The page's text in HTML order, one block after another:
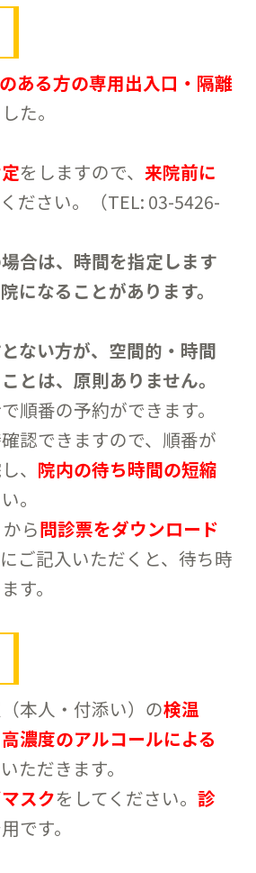
る方の専用出入口・隔離
た。
をしますので、来院前に
ださい。（TEL: 03-5426-
合は、時間を指定します
になることがあります。
ない方が、空間的・時間
とは、原則ありません。
順番の予約ができます。
認できますので、順番が
、 院内の待ち時間の短縮
。
ら問診票をダウンロード
ご記入いただくと、待ち時
す。
本人・付添い）の検温
高濃度のアルコールによる
ただきます。
スクをしてください。診
です。